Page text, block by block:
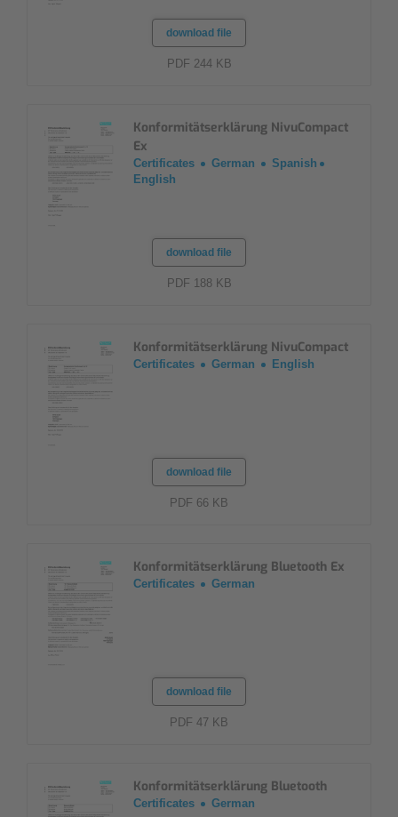
download file
PDF 244 KB
Konformitätserklärung NivuCompact
Ex
Certificates German
Spanish
English
download file
PDF 188 KB
Konformitätserklärung NivuCompact
Certificates German English
download file
PDF 66 KB
Konformitätserklärung Bluetooth Ex
Certificates German
download file
PDF 47 KB
Konformitätserklärung Bluetooth
Certificates German